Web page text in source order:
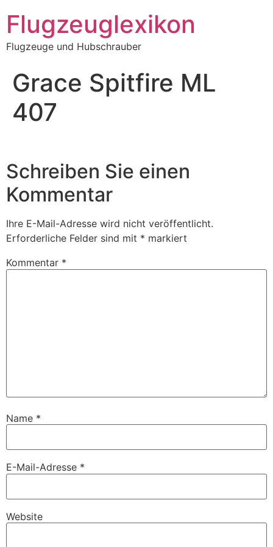
Inhalt
springen
Flugzeuglexikon
Flugzeuge und Hubschrauber
Grace Spitfire ML
407
Schreiben Sie einen
Kommentar
Ihre E-Mail-Adresse wird nicht veröffentlicht.
Erforderliche Felder sind mit * markiert
Kommentar *
Name *
E-Mail-Adresse *
Website